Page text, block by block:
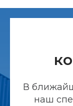
В
наш